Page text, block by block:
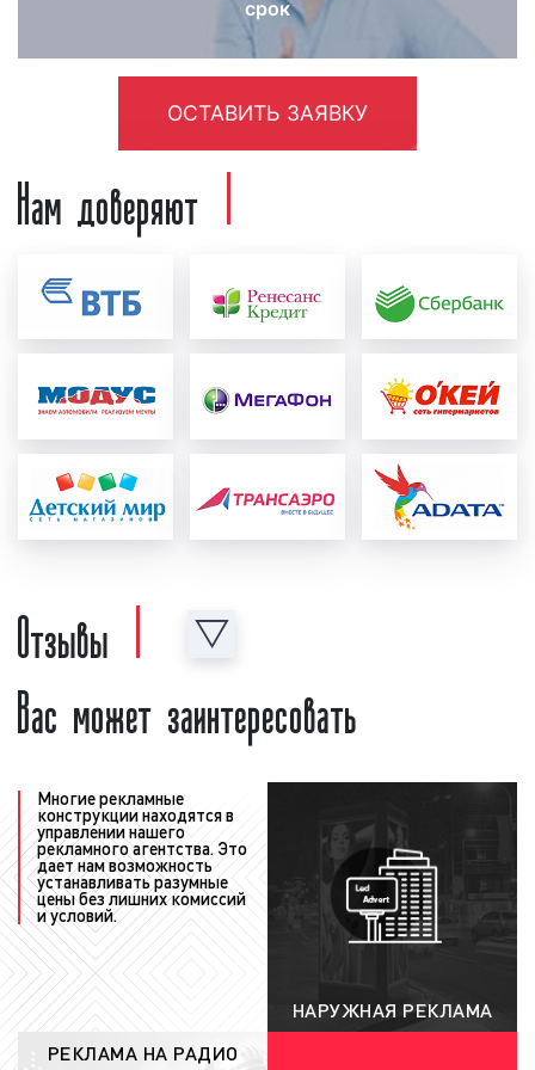
быть предоставлен как рекламодателем, так
и создан в нашей звукозаписывающей студии.
Для создания рекламного ролика нашими
предоставить следующую информацию:
концепцию рекламы, примерный текст,
рекламодатель может предоставить иную
информацию, важную с его точки зрения.
проверяется на соответствие требованиям
ФЗ «О рекламе
». Ролик проверяется как
юристами нашей компании, так и юристами
радиостанции. При необходимости в
рекламный материал вносятся
соответствующие корректировки и
исправления с учетом сделанных замечаний;
формирование медиаплана:
после создания и
проверки рекламного ролика формируется
"медиаплан". В медиаплане отображается
важная информация, а именно: период
радиостанции, точное время выхода рекламы,
количество выходов рекламы в день, общее
количество выходов рекламы за период, доля
прайма, стоимость рекламной кампании на
радио. Также в медиаплане может
содержаться иная информация, важная с
точки зрения размещения рекламы на радио;
согласование медиаплана с
рекламодателем
: после того, как график
рекламы (медиаплан) сформирован, наши
менеджеры согласуют его с заказчиком.
При необходимости в медиаплан
вносятся корректировки с учетом
срок
ОСТАВИТЬ ЗАЯВКУ
Нам доверяют
Отзывы
Вас может заинтересовать
Многие рекламные
конструкции находятся в
управлении нашего
рекламного агентства. Это
дает нам возможность
устанавливать разумные
цены без лишних комиссий
и условий.
НАРУЖНАЯ РЕКЛАМА
РЕКЛАМА НА РАДИО